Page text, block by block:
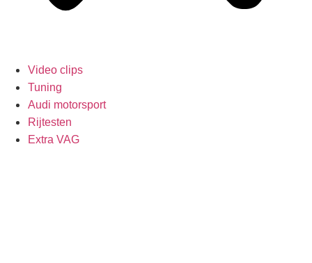
Video clips
Tuning
Audi motorsport
Rijtesten
Extra VAG